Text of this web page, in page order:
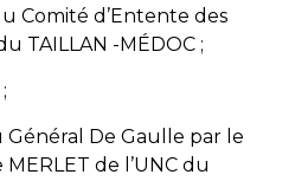
Comité d’Entente des
TAILLAN -MÉDOC ;
Général De Gaulle par le
de l’UNC du